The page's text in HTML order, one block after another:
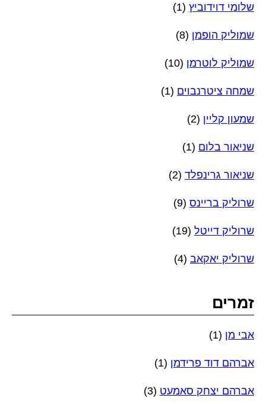
שלומי דוידוביץ (1)
שמוליק הופמן (8)
שמוליק לוטרמן (10)
שמחה ציטרנבוים (1)
שמעון קליין (2)
שניאור בלום (1)
שניאור גרינפלד (2)
שרוליק בריינס (9)
שרוליק דייטל (19)
שרוליק יאקאב (4)
זמרים
אבי מן (1)
אברהם דוד פרידמן (1)
אברהם יצחק סאמעט (3)